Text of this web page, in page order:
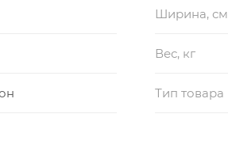
Ширина, см
Вес, кг
Тип товара